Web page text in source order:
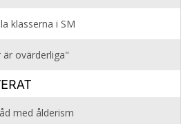
klasserna i SM
är ovärderliga"
med ålderism